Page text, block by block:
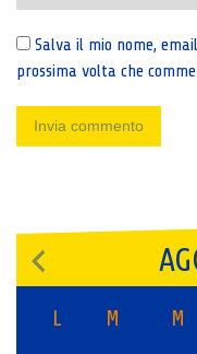
Salva il mio nome,
prossima volta che
L M M